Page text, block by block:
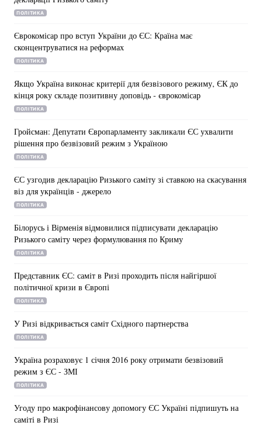
ПОЛІТИКА
Єврокомісар про вступ України до ЄС: Країна має
сконцентруватися на реформах
ПОЛІТИКА
Якщо Україна виконає критерії для безвізового режиму, ЄК до
кінця року складе позитивну доповідь - єврокомісар
ПОЛІТИКА
Гройсман: Депутати Європарламенту закликали ЄС ухвалити
рішення про безвізовий режим з Україною
ПОЛІТИКА
ЄС узгодив декларацію Ризького саміту зі ставкою на скасування
віз для українців - джерело
ПОЛІТИКА
Білорусь і Вірменія відмовилися підписувати декларацію
Ризького саміту через формулювання по Криму
ПОЛІТИКА
Представник ЄС: саміт в Ризі проходить після найгіршої
політичної кризи в Європі
ПОЛІТИКА
У Ризі відкривається саміт Східного партнерства
ПОЛІТИКА
Україна розраховує 1 січня 2016 року отримати безвізовий
режим з ЄС - ЗМІ
ПОЛІТИКА
Угоду про макрофінансову допомогу ЄС Україні підпишуть на
саміті в Ризі